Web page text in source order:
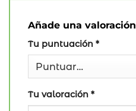
Añade una valoración
Tu puntuación *
Tu valoración *